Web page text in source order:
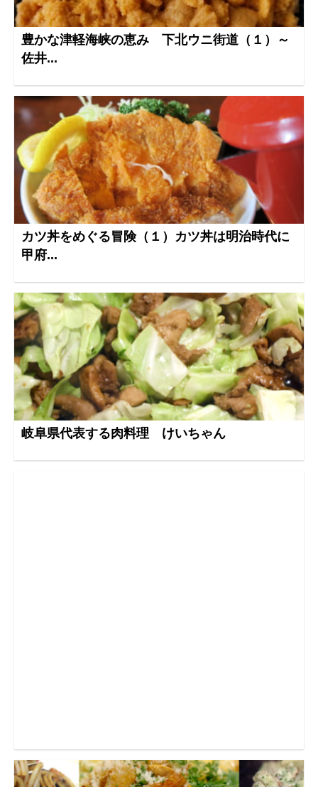
豊かな津軽海峡の恵み 下北ウニ街道（１）～
佐井...
カツ丼をめぐる冒険（１）カツ丼は明治時代に
甲府...
岐阜県代表する肉料理 けいちゃん